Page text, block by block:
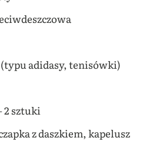
adidasy, tenisówki)
2 sztuki
z daszkiem, kapelusz